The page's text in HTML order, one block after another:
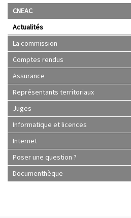
CNEAC
Actualités
La commission
Comptes rendus
Assurance
Représentants territoriaux
Juges
Informatique et licences
Internet
Poser une question ?
Documenthèque